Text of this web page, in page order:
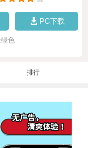
PC下载
色
排行